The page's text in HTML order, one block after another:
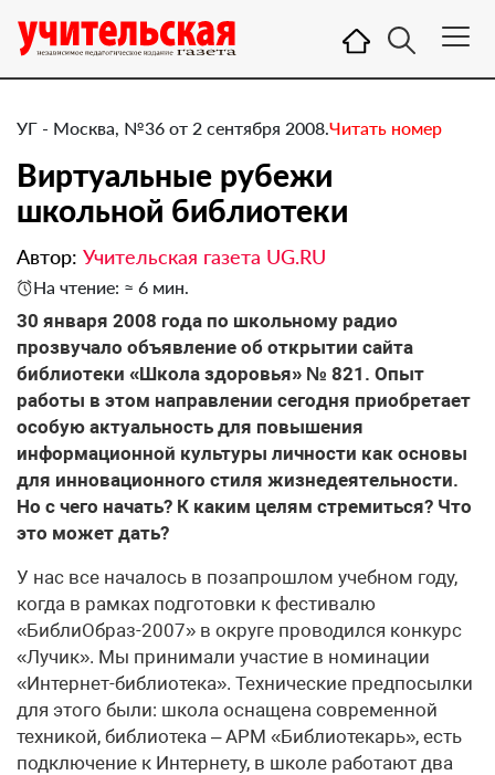
УГ - Москва, №36 от 2 сентября 2008.Читать номер
Виртуальные рубежи
школьной библиотеки
Автор: Учительская газета UG.RU
На чтение: ≈ 6 мин.
30 января 2008 года по школьному радио
прозвучало объявление об открытии сайта
библиотеки «Школа здоровья» № 821. Опыт
работы в этом направлении сегодня приобретает
особую актуальность для повышения
информационной культуры личности как основы
для инновационного стиля жизнедеятельности.
Но с чего начать? К каким целям стремиться? Что
это может дать?
У нас все началось в позапрошлом учебном году,
когда в рамках подготовки к фестивалю
«БиблиОбраз-2007» в округе проводился конкурс
«Лучик». Мы принимали участие в номинации
«Интернет-библиотека». Технические предпосылки
для этого были: школа оснащена современной
техникой, библиотека – АРМ «Библиотекарь», есть
подключение к Интернету, в школе работают два